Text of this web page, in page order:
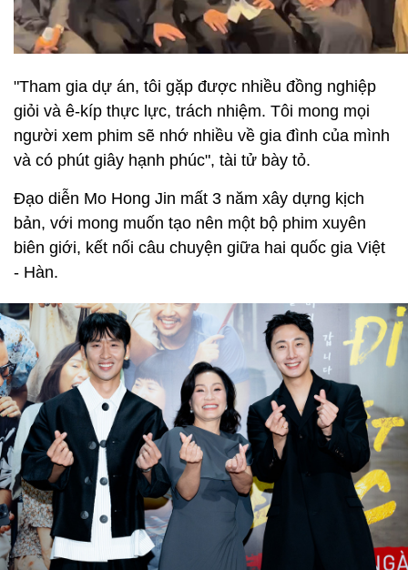
"Tham gia dự án, tôi gặp được nhiều đồng nghiệp
giỏi và ê-kíp thực lực, trách nhiệm. Tôi mong mọi
người xem phim sẽ nhớ nhiều về gia đình của mình
và có phút giây hạnh phúc", tài tử bày tỏ.
Đạo diễn Mo Hong Jin mất 3 năm xây dựng kịch
bản, với mong muốn tạo nên một bộ phim xuyên
biên giới, kết nối câu chuyện giữa hai quốc gia Việt
- Hàn.